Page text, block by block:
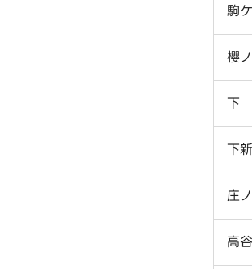
駒
櫻
下
下
庄
高谷